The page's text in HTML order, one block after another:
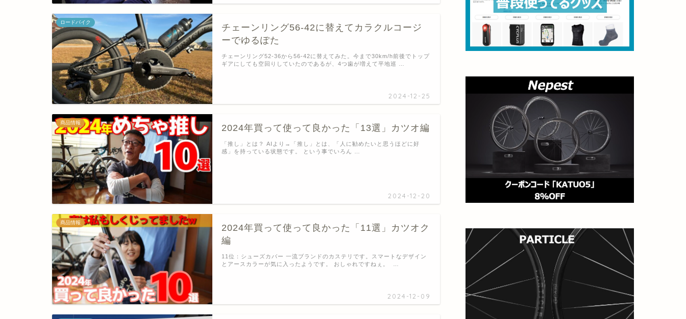
ロードバイク
チェーンリング56-42に替えてカラクルコージ
ーでゆるぽた
2024-12-25
チェーンリング52-36から56-42に替えてみた。今まで30km/h前後でトップ
ギアにしても空回りしていたのであるが、4つ歯が増えて平地巡 …
商品情報
2024年買って使って良かった「13選」カツオ編
2024-12-20
「推し」とは？ AIより→「推し」とは、「人に勧めたいと思うほどに好
感」を持っている状態です。 という事でいろん …
商品情報
2024年買って使って良かった「11選」カツオク
編
2024-12-09
11位：シューズカバー 一流ブランドのカステリです。スマートなデザイン
とアースカラーが気に入ったようです。 おしゃれですねぇ。 …